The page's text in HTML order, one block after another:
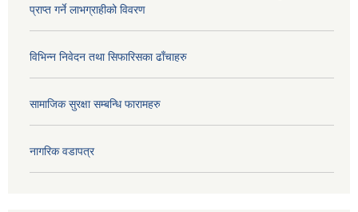
प्राप्त गर्ने लाभग्राहीको विवरण
विभिन्न निवेदन तथा सिफारिसका ढाँचाहरु
सामाजिक सुरक्षा सम्बन्धि फारामहरु
नागरिक वडापत्र